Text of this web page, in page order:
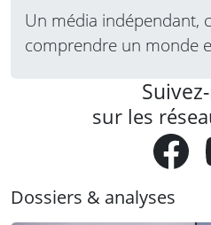
Un média indépendant,
comprendre un monde
sur les
Dossiers & analyses